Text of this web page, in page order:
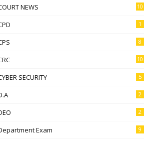
NEWS 10
1
8
10
SECURITY 5
2
2
Exam 9